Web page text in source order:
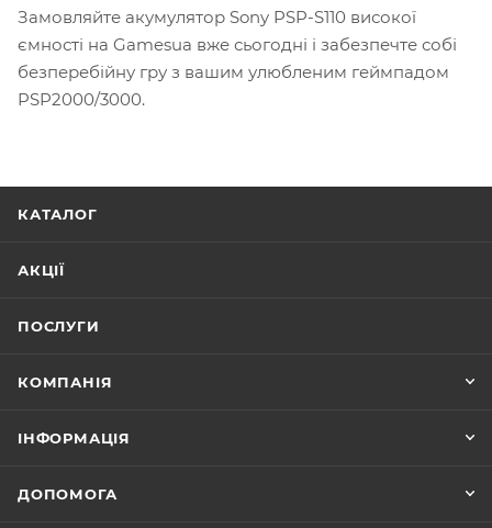
Замовляйте акумулятор Sony PSP-S110 високої
ємності на Gamesua вже сьогодні і забезпечте собі
безперебійну гру з вашим улюбленим геймпадом
PSP2000/3000.
КАТАЛОГ
АКЦІЇ
ПОСЛУГИ
КОМПАНІЯ
ІНФОРМАЦІЯ
ДОПОМОГА